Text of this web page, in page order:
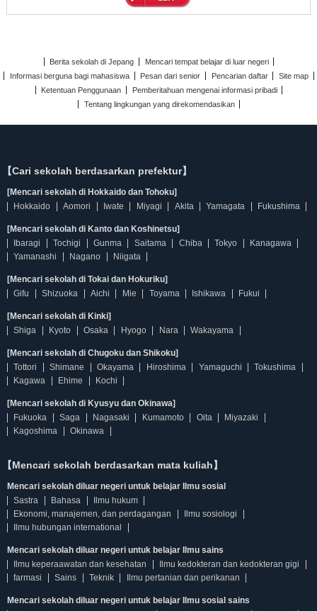
Berita sekolah di Jepang
Mencari tempat belajar di luar negeri
Informasi berguna bagi mahasiswa
Pesan dari senior Pencarian daftar
Site map
Ketentuan Penggunaan
Pemberitahuan mengenai informasi pribadi
Tentang lingkungan yang direkomendasikan
【Cari sekolah berdasarkan prefektur】
[Mencari sekolah di Hokkaido dan Tohoku]
Hokkaido
Aomori Iwate Miyagi Akita Yamagata Fukushima
[Mencari sekolah di Kanto dan Koshinetsu]
Ibaragi
Tochigi Gunma Saitama Chiba Tokyo
Kanagawa
Yamanashi
Nagano Niigata
[Mencari sekolah di Tokai dan Hokuriku]
Gifu
Shizuoka Aichi Mie Toyama Ishikawa Fukui
[Mencari sekolah di Kinki]
Shiga
Kyoto Osaka Hyogo Nara Wakayama
[Mencari sekolah di Chugoku dan Shikoku]
Tottori
Shimane Okayama Hiroshima Yamaguchi
Tokushima
Kagawa
Ehime Kochi
[Mencari sekolah di Kyusyu dan Okinawa]
Fukuoka
Saga Nagasaki Kumamoto Oita
Miyazaki
Kagoshima
Okinawa
【Mencari sekolah berdasarkan mata kuliah】
Mencari sekolah diluar negeri untuk belajar Ilmu sosial
Sastra
Bahasa
Ilmu hukum
Ekonomi, manajemen, dan perdagangan
Ilmu sosiologi
Ilmu hubungan international
Mencari sekolah diluar negeri untuk belajar Ilmu sains
Ilmu keperaawatan dan kesehatan
Ilmu kedokteran dan kedokteran gigi
farmasi
Sains Teknik Ilmu pertanian dan perikanan
Mencari sekolah diluar negeri untuk belajar Ilmu sosial sains